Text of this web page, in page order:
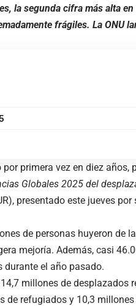
la segunda cifra más alta
frágiles. La ONU
primera vez en diez años,
Globales 2025 del
), presentado este jueves
de personas huyeron de
mejoría. Además, casi
el año pasado.
millones de desplazados
de refugiados y 10,3